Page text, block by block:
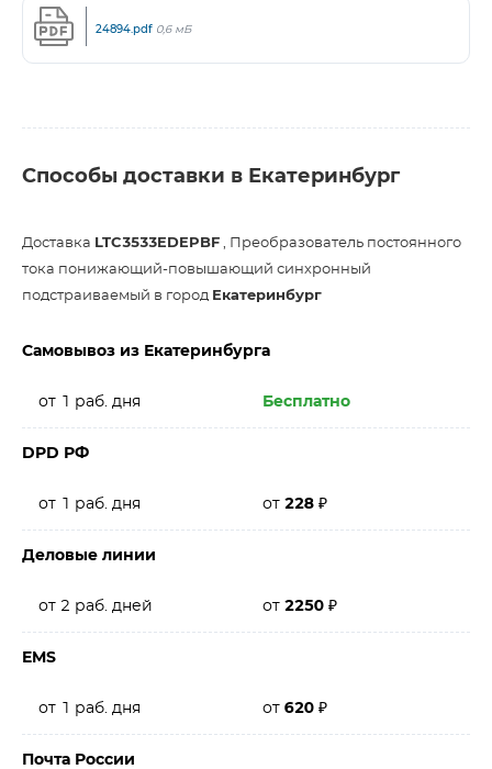
24894.pdf 0,6 мБ
Способы доставки в Екатеринбург
Доставка LTC3533EDEPBF , Преобразователь постоянного
тока понижающий-повышающий синхронный
подстраиваемый в город Екатеринбург
Самовывоз из Екатеринбурга
от 1 раб. дня Бесплатно
DPD РФ
от 1 раб. дня от 228 ₽
Деловые линии
от 2 раб. дней от 2250 ₽
EMS
от 1 раб. дня от 620 ₽
Почта России